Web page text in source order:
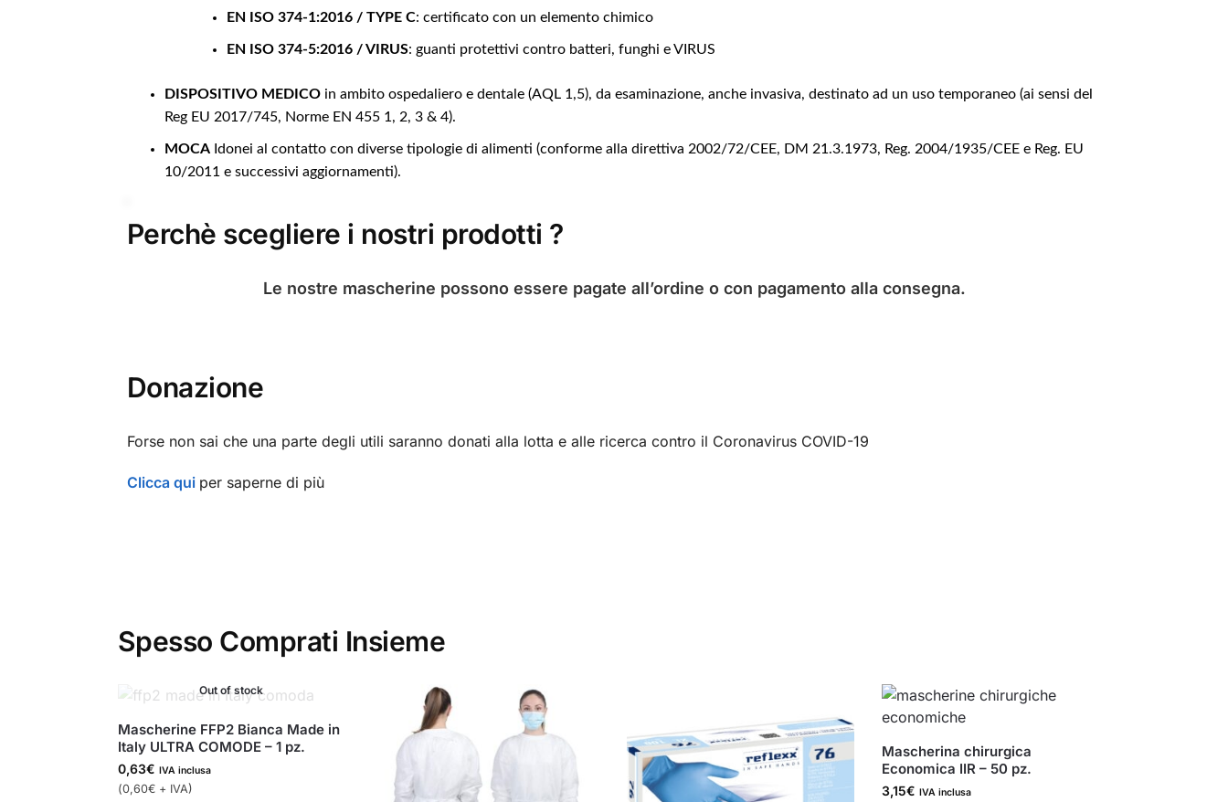
EN ISO 374-1:2016 / TYPE C: certificato con un elemento chimico
EN ISO 374-5:2016 / VIRUS: guanti protettivi contro batteri, funghi e VIRUS
DISPOSITIVO MEDICOin ambito ospedaliero e dentale (AQL 1,5), da esaminazione, anche invasiva, destinato ad un uso temporaneo (ai sensi del
Reg EU 2017/745, Norme EN 455 1, 2, 3 & 4).
MOCAIdonei al contatto con diverse tipologie di alimenti (conforme alla direttiva 2002/72/CEE, DM 21.3.1973, Reg. 2004/1935/CEE e Reg. EU
10/2011 e successivi aggiornamenti).
Perchè scegliere i nostri prodotti ?
Le nostre mascherine possono essere pagate all’ordine o con pagamento alla consegna.
Donazione
Forse non sai che una parte degli utili saranno donati alla lotta e alle ricerca contro il Coronavirus COVID-19
Clicca qui per saperne di più
Spesso Comprati Insieme
Out of stock
Mascherine FFP2 Bianca Made in
Italy ULTRA COMODE – 1 pz.
0,63€ IVA inclusa
(0,60€+ IVA)
Mascherina chirurgica
Economica IIR – 50 pz.
3,15€ IVA inclusa